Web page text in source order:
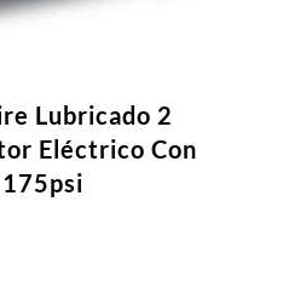
Lubricado 2
Eléctrico Con